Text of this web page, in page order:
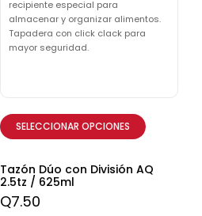
recipiente especial para
almacenar y organizar alimentos.
Tapadera con click clack para
mayor seguridad.
SELECCIONAR OPCIONES
Tazón Dúo con División AQ
2.5tz / 625ml
Q7.50